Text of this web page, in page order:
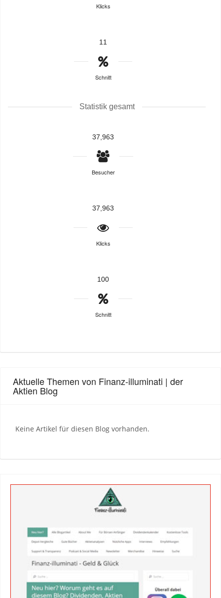
Klicks
11
Schnitt
Statistik gesamt
37,963
Besucher
37,963
Klicks
100
Schnitt
Aktuelle Themen von Finanz-illuminati | der
Aktien Blog
Keine Artikel für diesen Blog vorhanden.